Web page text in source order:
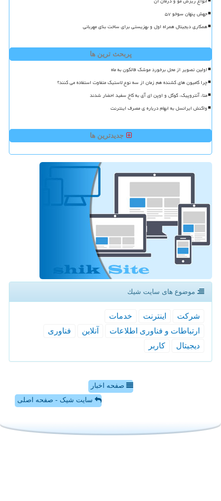
جهش پنهان سوخو ۵۷
همکاری دیجیتال همراه اول و بهزیستی برای ساخت بنای مهربانی
پربحث ترین ها
اولین تصویر از محل برخورد موشک فالکون به ماه
چرا کامیون های کشنده هم زمان از سه نوع لاستیک متفاوت استفاده می کنند؟
متا، آنتروپیک، گوگل و اوپن ای آی به کاخ سفید احضار شدند
واکنش ایرانسل به ابهام درباره ی مصرف اینترنت
جدیدترین ها
موضوع های سایت شیك
شركت اینترنت
خدمات
ارتباطات و فناوری اطلاعات
آنلاین
فناوری
دیجیتال
كاربر
صفحه اخبار
سایت شیک - صفحه اصلی